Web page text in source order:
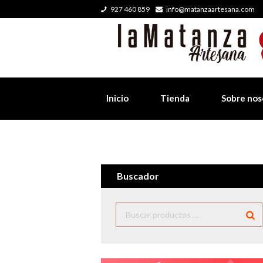
927 460 859 info@matanzaartesana.com
Inicio Tienda Sobre
Buscador